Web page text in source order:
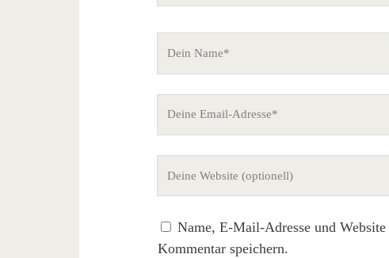
erforderlich)
Name, E-Mail-Adresse und
Kommentar speichern.